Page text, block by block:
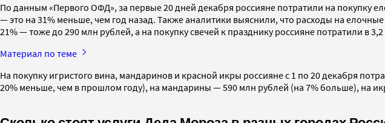
По данным «Первого ОФД», за первые 20 дней декабря россияне потратили на покупку
— это на 31% меньше, чем год назад. Также аналитики выяснили, что расходы на
21% — тоже до 290 млн рублей, а на покупку свечей к празднику россияне потратили в
Материал по теме
На покупку игристого вина, мандаринов и красной икры россияне с 1 по 20 декабря
20% меньше, чем в прошлом году), на мандарины — 590 млн рублей (на 7% больше), на